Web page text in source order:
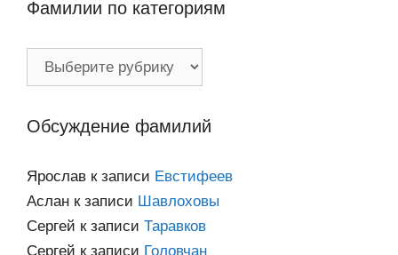
Фамилии по категориям
Фамилии
Обсуждение фамилий
Ярослав к записи Евстифеев
Аслан к записи Шавлоховы
Сергей к записи Таравков
Сергей к записи Головчан